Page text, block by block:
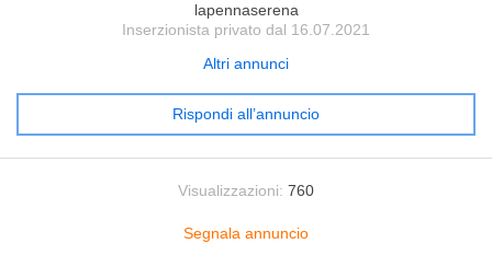
lapennaserena
Inserzionista privato dal 16.07.2021
Altri annunci
Rispondi all’annuncio
Visualizzazioni: 760
Segnala annuncio